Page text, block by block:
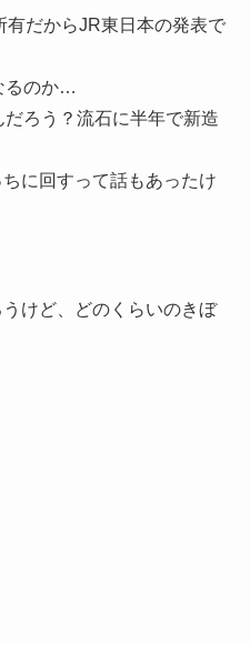
有だからJR東日本の発表で
るのか…
ろう？流石に半年で新造
に回すって話もあったけ
けど、どのくらいのきぼ